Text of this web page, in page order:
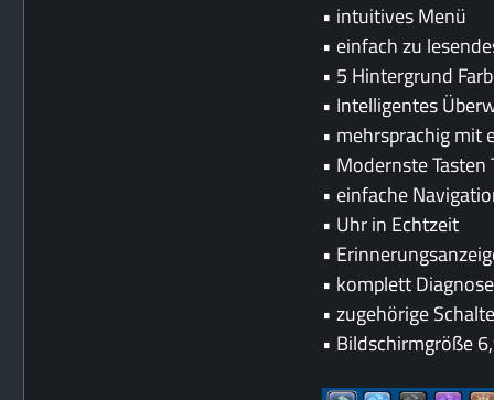
• intuitives Menü
• einfach zu
• 5 Hintergrund
• Intelligentes
• mehrsprachig mit
• Modernste
• einfache
• Uhr in Echtzeit
•
• komplett Diagnose
• zugehörige
• Bildschirmgröße